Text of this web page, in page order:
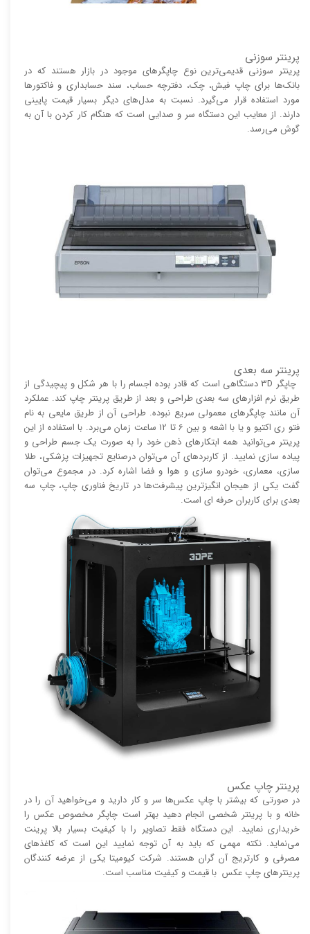
پرینتر سوزنی
پرینتر سوزنی قدیمی‌ترین نوع چاپگر‌های موجود در بازار هستند که در
بانک‌ها برای چاپ فیش، چک، دفترچه حساب، سند حسابداری و فاکتور‌ها
مورد استفاده قرار می‌گیرد. نسبت به مدل‌های دیگر بسیار قیمت پایینی
دارند. از معایب این دستگاه سر و صدایی است که هنگام کار کردن با آن به
گوش می‌رسد.
پرینتر سه بعدی
چاپگر 3D دستگاهی است که قادر بوده اجسام را با هر شکل و پیچیدگی از
طریق نرم افزار‌های سه بعدی طراحی و بعد از طریق پرینتر چاپ کند. عملکرد
آن مانند چاپگر‌های معمولی سریع نبوده. طراحی آن از طریق مایعی به نام
فتو ری اکتیو و یا با اشعه و بین 6 تا 12 ساعت زمان می‌برد. با استفاده از این
پرینتر می‌توانید همه ابتکار‌های ذهن خود را به صورت یک جسم طراحی و
پیاده سازی نمایید. از کاربرد‌های آن می‌توان درصنایع تجهیزات پزشکی، طلا
سازی، معماری، خودرو سازی و هوا و فضا اشاره کرد. در مجموع می‌توان
گفت یکی از هیجان انگیز‌‌ترین پیشرفت‌ها در تاریخ فناوری چاپ، چاپ سه
بعدی برای کاربران حرفه ای است.
پرینتر چاپ عکس
در صورتی که بیشتر با چاپ عکس‌ها سر و کار دارید و می‌خواهید آن را در
خانه و با پرینتر شخصی انجام دهید بهتر است چاپگر مخصوص عکس را
خریداری نمایید. این دستگاه فقط تصاویر را با کیفیت بسیار بالا پرینت
می‌نماید. نکته مهمی که باید به آن توجه نمایید این است که کاغذ‌های
مصرفی و کارتریج آن گران هستند. شرکت کیومیتا یکی از عرضه کنندگان
پرینتر‌های چاپ عکس با قیمت و کیفیت مناسب است.